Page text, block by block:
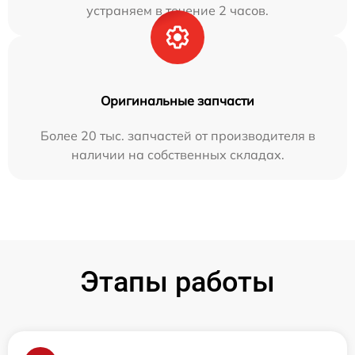
устраняем в течение 2 часов.
Оригинальные запчасти
Более 20 тыс. запчастей от производителя в
наличии на собственных складах.
Этапы работы